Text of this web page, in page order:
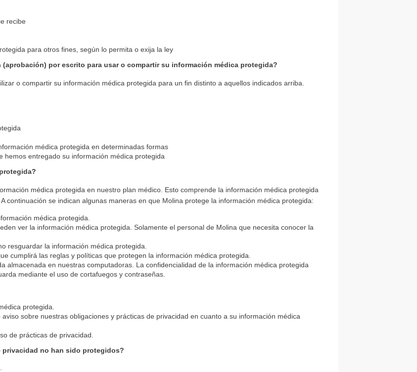
recibe
para otros fines, según lo permita o exija la ley
por escrito para usar o compartir su información médica protegida?
o compartir su información médica protegida para un fin distinto a aquellos indicados arriba.
médica protegida en determinadas formas
hemos entregado su información médica protegida
médica protegida en nuestro plan médico. Esto comprende la información médica protegida
continuación se indican algunas maneras en que Molina protege la información médica protegida:
médica protegida.
ver la información médica protegida. Solamente el personal de Molina que necesita conocer la
resguardar la información médica protegida.
cumplirá las reglas y políticas que protegen la información médica protegida.
almacenada en nuestras computadoras. La confidencialidad de la información médica protegida
mediante el uso de cortafuegos y contraseñas.
protegida.
sobre nuestras obligaciones y prácticas de privacidad en cuanto a su información médica
de prácticas de privacidad.
privacidad no han sido protegidos?